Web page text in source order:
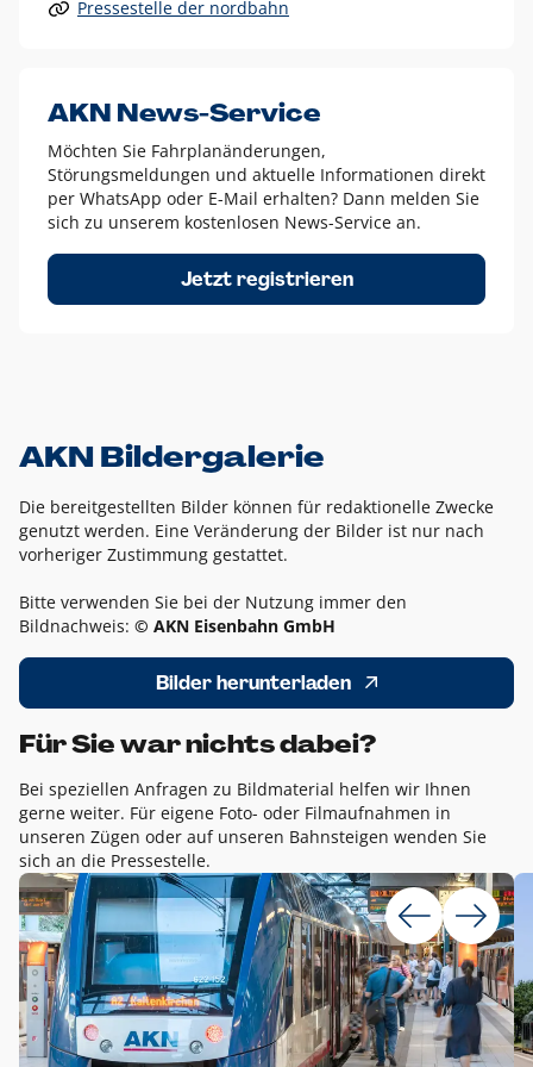
Alle anderen Logo-Varianten dürfen nur in Ausnahmefällen
Diese Ausnahmen sind zum Beispiel:
dem AKN Blau,
weißes Logo auf Fotohintergründen,
schwarzes Logo für reine Schwarz-Weiß-Umsetzungen
Um das Logo herum muss ein Schutzraum von jeweils einer
Höhe bzw. Breite des N aus AKN in alle Richtungen
Pressestelle der nordbahn
AKN News-Service
Möchten Sie Fahrplanänderungen,
Störungsmeldungen und aktuelle Informationen direkt
per WhatsApp oder E-Mail erhalten? Dann melden Sie
sich zu unserem kostenlosen News-Service an.
Jetzt registrieren
AKN Bildergalerie
Die bereitgestellten Bilder können für redaktionelle Zwecke
genutzt werden. Eine Veränderung der Bilder ist nur nach
vorheriger Zustimmung gestattet.
Bitte verwenden Sie bei der Nutzung immer den
Bildnachweis: © AKN Eisenbahn GmbH
Bilder herunterladen
Für Sie war nichts dabei?
Bei speziellen Anfragen zu Bildmaterial helfen wir Ihnen
gerne weiter. Für eigene Foto- oder Filmaufnahmen in
unseren Zügen oder auf unseren Bahnsteigen wenden Sie
sich an die Pressestelle.